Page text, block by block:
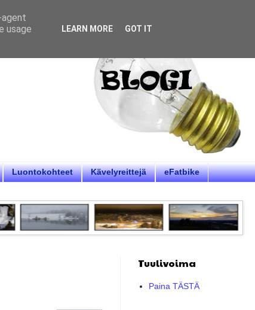
Luontokohteet Kävelyreittejä eFatbike
Tuulivoima
Paina TÄSTÄ
usage
LEARN MORE GOT IT